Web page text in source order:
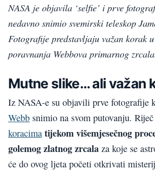
NASA je objavila ‘selfie’ i prve
nedavno snimio svemirski teleskop
Fotografije predstavljaju važan korak
poravnanja Webbova primarnog
Mutne slike… ali važan
Iz NASA-e su objavili prve fotografije
Webb snimio na svom putovanju.
koracima tijekom višemjesečnog
golemog zlatnog zrcala za koje se
će do ovog ljeta početi otkrivati